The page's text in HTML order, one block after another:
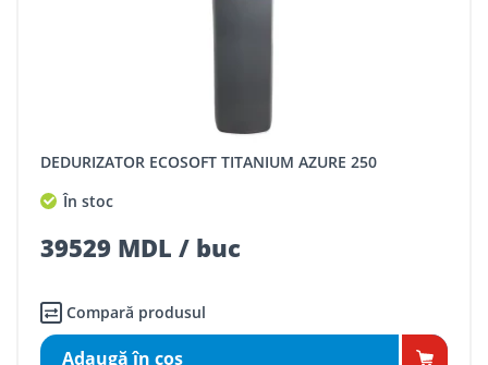
DEDURIZATOR ECOSOFT TITANIUM AZURE 250
În stoc
39529 MDL / buc
Compară produsul
Adaugă în coş